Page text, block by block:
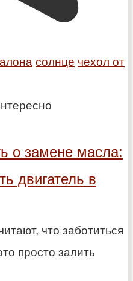
солнце чехол от
о замене масла:
двигатель в
что заботиться
просто залить